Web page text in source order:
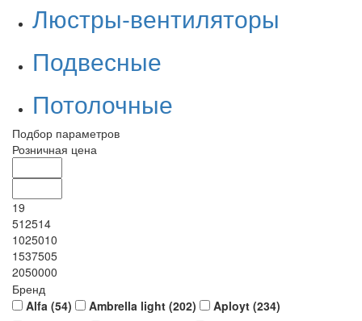
Люстры-вентиляторы
Подвесные
Потолочные
Подбор параметров
Розничная цена
19
512514
1025010
1537505
2050000
Бренд
Alfa (54) Ambrella light (202) Aployt (234)